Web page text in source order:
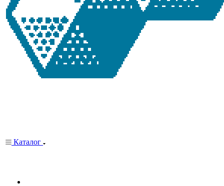
Каталог